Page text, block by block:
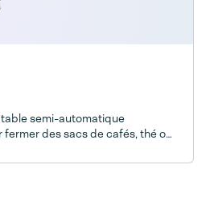
semi-automatique
des sacs de cafés, thé ou